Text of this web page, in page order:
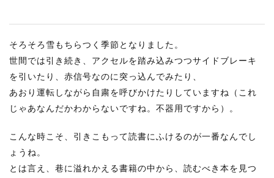
そろそろ雪もちらつく季節となりました。
世間では引き続き、アクセルを踏み込みつつサイドブレーキ
を引いたり、赤信号なのに突っ込んでみたり、
あおり運転しながら自粛を呼びかけたりしていますね（これ
じゃあなんだかわからないですね。不器用ですから）。
こんな時こそ、引きこもって読書にふけるのが一番なんでし
ょうね。
とは言え、巷に溢れかえる書籍の中から、読むべき本を見つ